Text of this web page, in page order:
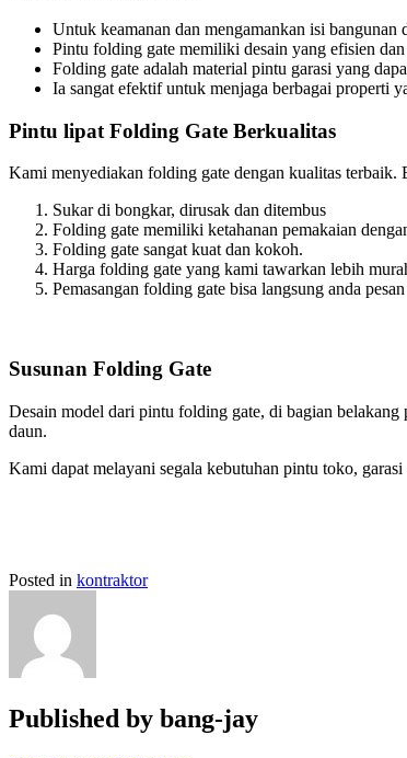
Untuk keamanan dan mengamankan isi
Pintu folding gate memiliki desain yang efisien
Folding gate adalah material pintu garasi yang
Ia sangat efektif untuk menjaga berbagai properti
Pintu lipat Folding Gate Berkualitas
Kami menyediakan folding gate dengan kualitas
Sukar di bongkar, dirusak dan ditembus
Folding gate memiliki ketahanan pemakaian
Folding gate sangat kuat dan kokoh.
Harga folding gate yang kami tawarkan lebih
Pemasangan folding gate bisa langsung anda
Susunan Folding Gate
Desain model dari pintu folding gate, di bagian
daun.
Kami dapat melayani segala kebutuhan pintu toko, garasi
Posted in kontraktor
Published by bang-jay